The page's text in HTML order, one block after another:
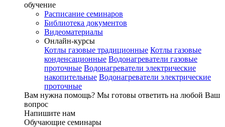
обучение
Расписание семинаров
Библиотека документов
Видеоматериалы
Онлайн-курсы
Котлы газовые традиционные Котлы газовые
конденсационные Водонагреватели газовые
проточные Водонагреватели электрические
накопительные Водонагреватели электрические
проточные
Вам нужна помощь? Мы готовы ответить на любой Ваш
вопрос
Напишите нам
Обучающие семинары